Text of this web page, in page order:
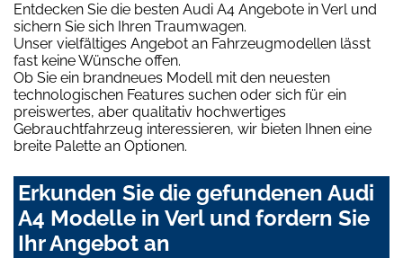
Entdecken Sie die besten Audi A4 Angebote in Verl und
sichern Sie sich Ihren Traumwagen.
Unser vielfältiges Angebot an Fahrzeugmodellen lässt
fast keine Wünsche offen.
Ob Sie ein brandneues Modell mit den neuesten
technologischen Features suchen oder sich für ein
preiswertes, aber qualitativ hochwertiges
Gebrauchtfahrzeug interessieren, wir bieten Ihnen eine
breite Palette an Optionen.
Erkunden Sie die gefundenen Audi
A4 Modelle in Verl und fordern Sie
Ihr Angebot an